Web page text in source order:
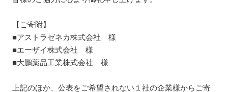
【ご寄附】
■アストラゼネカ株式会社 様
■エーザイ株式会社 様
■大鵬薬品工業株式会社 様
上記のほか、公表をご希望されない１社の企業様からご寄